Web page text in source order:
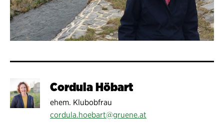
Cordula Höbart
ehem. Klubobfrau
cordula.hoebart@gruene.at